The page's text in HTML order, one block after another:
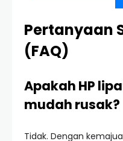
Pertanyaan
(FAQ)
Apakah HP
mudah rusak?
Tidak. Dengan